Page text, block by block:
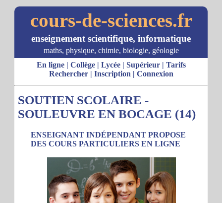
cours-de-sciences.fr
enseignement scientifique, informatique
maths, physique, chimie, biologie, géologie
En ligne| Collège| Lycée| Supérieur| Tarifs
Rechercher| Inscription | Connexion
SOUTIEN SCOLAIRE -
SOULEUVRE EN BOCAGE (14)
ENSEIGNANT INDÉPENDANT PROPOSE
DES COURS PARTICULIERS EN LIGNE